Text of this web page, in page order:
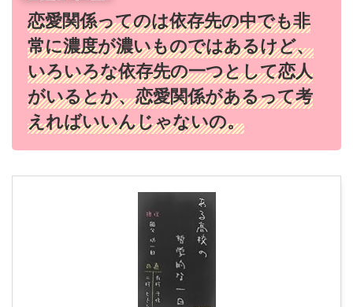
恋愛関係ってのは依存先の中でも非
常に濃度が濃いものではあるけど、
いろいろな依存先の一つとして恋人
がいるとか、恋愛関係があるって考
えればいいんじゃないの。